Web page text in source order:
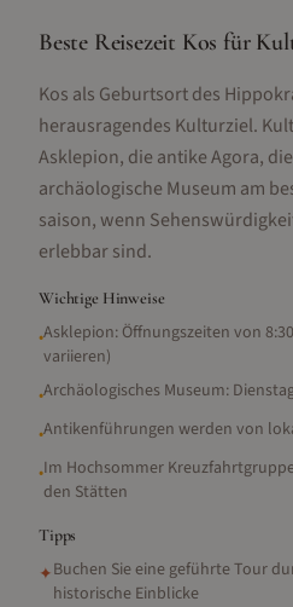
Beste Reisezeit Kos für
Kos als Geburtsort des
herausragendes Kulturziel.
Asklepion, die antike Agora,
archäologische Museum am
saison, wenn
erlebbar sind.
Wichtige Hinweise
•Asklepion: Öffnungszeiten von
variieren)
•Archäologisches Museum:
•Antikenführungen werden von
•Im Hochsommer
den Stätten
Tipps
✦Buchen Sie eine geführte Tour
historische Einblicke